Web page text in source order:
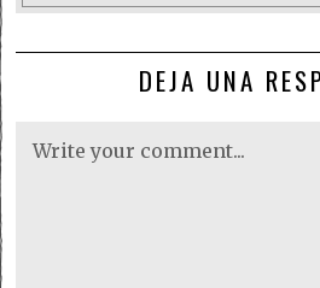
DEJA UNA